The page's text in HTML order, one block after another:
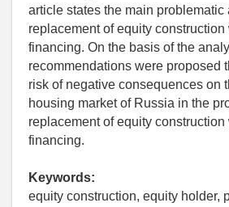
article states the main problematic
replacement of equity
financing. On the basis of the
recommendations were proposed
risk of negative consequences on
housing market of Russia in the
replacement of equity
financing.
Keywords:
equity construction, equity holder,